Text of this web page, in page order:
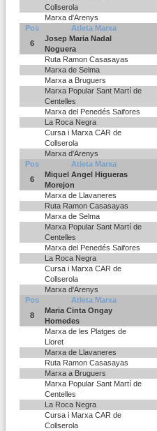
Collserola
Marxa d'Arenys
Pos
Atleta Marxa
6
Josep Maria Nadal
Noguera
Ruta Ramon Casasayas
Marxa de Selma
Marxa a Bruguers
Marxa Popular Sant Martí de
Centelles
Marxa del Penedés Saifores
La Roca Negra
Cursa i Marxa CAR de
Collserola
Marxa d'Arenys
Pos
Atleta Marxa
6
Miquel Angel Higueras
Morejon
Marxa de Llavaneres
Ruta Ramon Casasayas
Marxa de Selma
Marxa Popular Sant Martí de
Centelles
Marxa del Penedés Saifores
La Roca Negra
Cursa i Marxa CAR de
Collserola
Marxa d'Arenys
Pos
Atleta Marxa
8
Maria Cinta Ongay
Homedes
Marxa de les Platges de
Lloret
Marxa de Llavaneres
Ruta Ramon Casasayas
Marxa a Bruguers
Marxa Popular Sant Martí de
Centelles
La Roca Negra
Cursa i Marxa CAR de
Collserola